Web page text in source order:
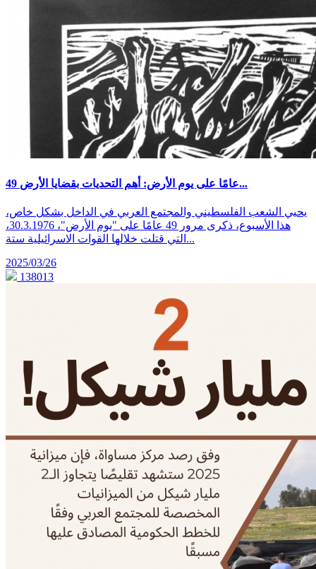
49 عامًا على يوم الأرض: أهم التحديات بقضايا الأرض...
يحيي الشعب الفلسطيني والمجتمع العربي في الداخل بشكل خاص،
هذا الأسبوع، ذكرى مرور 49 عامًا على "يوم الأرض"، 30.3.1976،
التي قتلت خلالها القوات الاسرائيلية ستة...
2025/03/26
138013